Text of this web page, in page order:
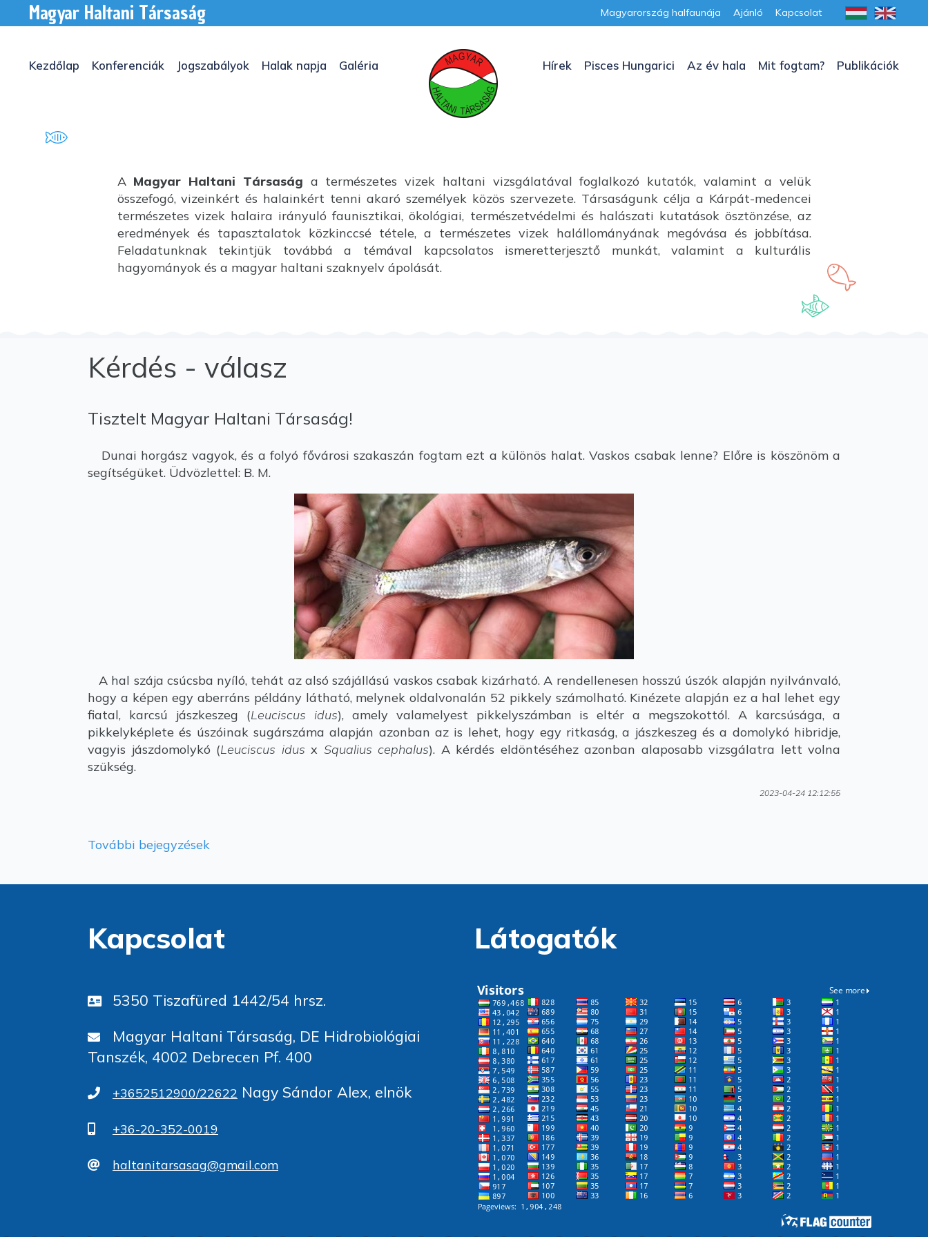
Magyar Haltani Társaság Magyarország halfaunája Ajánló Kapcsolat
Kezdőlap Konferenciák Jogszabályok Halak napja Galéria Hírek Pisces Hungarici Az év hala Mit fogtam? Publikációk
A Magyar Haltani Társaság a természetes vizek haltani vizsgálatával foglalkozó kutatók, valamint a velük
összefogó, vizeinkért és halainkért tenni akaró személyek közös szervezete. Társaságunk célja a Kárpát-medencei
természetes vizek halaira irányuló faunisztikai, ökológiai, természetvédelmi és halászati kutatások ösztönzése, az
eredmények és tapasztalatok közkinccsé tétele, a természetes vizek halállományának megóvása és jobbítása.
Feladatunknak tekintjük továbbá a témával kapcsolatos ismeretterjesztő munkát, valamint a kulturális
hagyományok és a magyar haltani szaknyelv ápolását.
Kérdés - válasz
Tisztelt Magyar Haltani Társaság!
Dunai horgász vagyok, és a folyó fővárosi szakaszán fogtam ezt a különös halat. Vaskos csabak lenne? Előre is köszönöm a
segítségüket. Üdvözlettel: B. M.
A hal szája csúcsba nyíló, tehát az alsó szájállású vaskos csabak kizárható. A rendellenesen hosszú úszók alapján nyilvánvaló,
hogy a képen egy aberráns példány látható, melynek oldalvonalán 52 pikkely számolható. Kinézete alapján ez a hal lehet egy
fiatal, karcsú jászkeszeg (Leuciscus idus), amely valamelyest pikkelyszámban is eltér a megszokottól. A karcsúsága, a
pikkelyképlete és úszóinak sugárszáma alapján azonban az is lehet, hogy egy ritkaság, a jászkeszeg és a domolykó hibridje,
vagyis jászdomolykó (Leuciscus idus x Squalius cephalus). A kérdés eldöntéséhez azonban alaposabb vizsgálatra lett volna
szükség.
2023-04-24 12:12:55
További bejegyzések
Kapcsolat
5350 Tiszafüred 1442/54 hrsz.
Magyar Haltani Társaság, DE Hidrobiológiai
Tanszék, 4002 Debrecen Pf. 400
+3652512900/22622 Nagy Sándor Alex, elnök
+36-20-352-0019
haltanitarsasag@gmail.com
Látogatók